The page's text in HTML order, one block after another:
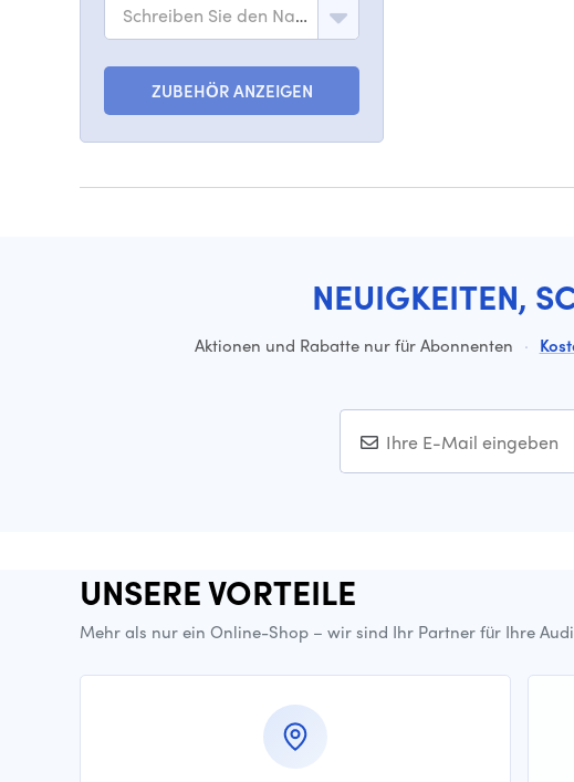
Schreiben Sie den Namen des Modells
ZUBEHÖR ANZEIGEN
NEUIGKEITEN,
Aktionen und Rabatte nur für Abonnenten ·
UNSERE VORTEILE
Mehr als nur ein Online-Shop – wir sind Ihr Partner für Ihre